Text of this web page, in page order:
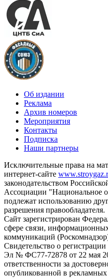
Об издании
Реклама
Архив номеров
Мероприятия
Контакты
Подписка
Наши партнеры
Исключительные права на
интернет-сайте
законодательством
Ассоциации "Национальное
подлежат использованию
разрешения правообладателя.
Сайт зарегистрирован
сфере связи,
коммуникаций
Свидетельство о
Эл № ФС77-72878 от 22 мая
ответственности за
опубликованной в рекламных